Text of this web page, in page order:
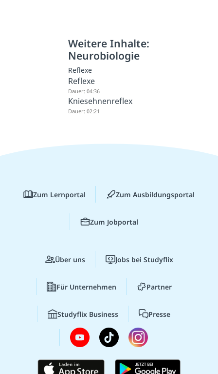
Weitere Inhalte:
Neurobiologie
Reflexe
Reflexe
Dauer: 04:36
Kniesehnenreflex
Dauer: 02:21
Zum Lernportal Zum Ausbildungsportal
Zum Jobportal
Über uns Jobs bei Studyflix
Für Unternehmen Partner
Studyflix Business Presse